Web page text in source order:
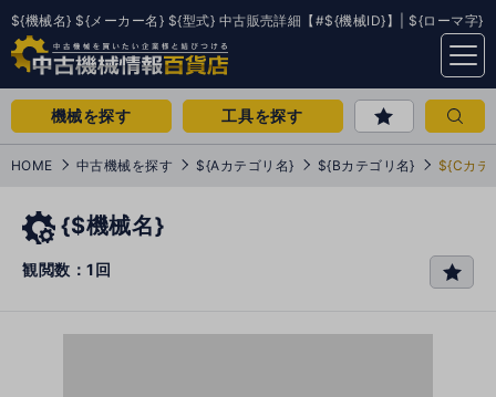
${機械名} ${メーカー名} ${型式} 中古販売詳細【#${機械ID}】| ${ローマ字}
menu
機械を探す 工具を探す
HOME 中古機械を探す ${Aカテゴリ名} ${Bカテゴリ名} ${Cカテ
{$機械名}
観閲数：1回
favo